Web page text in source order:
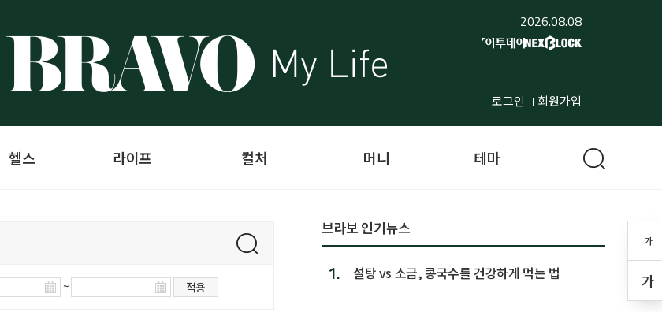
2026.08.08
로그인 회원가입
가
가
헬스 라이프 컬처 머니 테마
~ 적용
브라보 인기뉴스
1. 설탕 vs 소금, 콩국수를 건강하게 먹는 법